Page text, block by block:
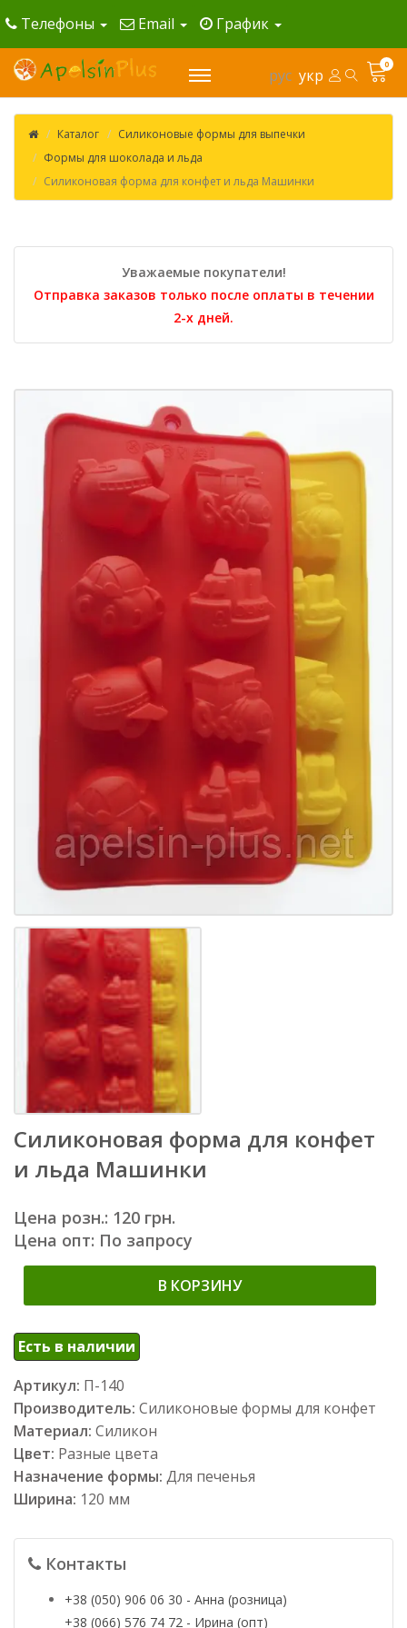
Телефоны Email График
рус укр
0
Каталог
Силиконовые формы для выпечки
Формы для шоколада и льда
Силиконовая форма для конфет и льда Машинки
Уважаемые покупатели!
Отправка заказов только после оплаты в течении
2-х дней.
Силиконовая форма для конфет
и льда Машинки
Цена розн.: 120 грн.
Цена опт: По запросу
В КОРЗИНУ
Есть в наличии
Артикул: П-140
Производитель: Силиконовые формы для конфет
Материал: Силикон
Цвет: Разные цвета
Назначение формы: Для печенья
Ширина: 120 мм
Контакты
+38 (050) 906 06 30 - Анна (розница)
+38 (066) 576 74 72 - Ирина (опт)